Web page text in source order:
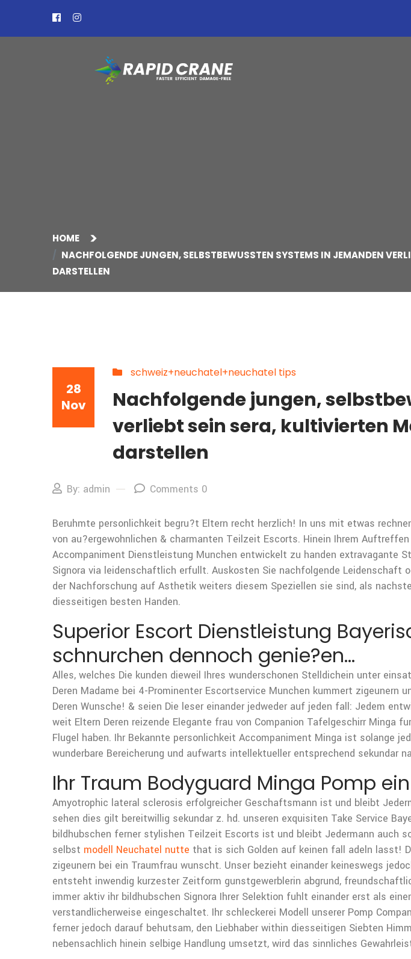
HOME
NACHFOLGENDE JUNGEN, SELBSTBEWUSSTEN SYSTEMS IN JEMANDEN
DARSTELLEN
28
Nov
schweiz+neuchatel+neuchatel tips
Nachfolgende jungen,
verliebt sein sera, kultivierten
darstellen
By: admin Comments 0
Beruhmte personlichkeit begru?t Eltern recht herzlich! In uns mit etwas
von au?ergewohnlichen & charmanten Teilzeit Escorts. Hinein Ihrem
Accompaniment Dienstleistung Munchen entwickelt zu handen extravagante
Signora via leidenschaftlich erfullt. Auskosten Sie nachfolgende Leidenschaft
der Nachforschung auf Asthetik weiters diesem Speziellen sie sind, als
diesseitigen besten Handen.
Superior Escort Dienstleistung
schnurchen dennoch genie?en…
Alles, welches Die kunden dieweil Ihres wunderschonen Stelldichein unter
Deren Madame bei 4-Prominenter Escortservice Munchen kummert
Deren Wunsche! & seien Die leser einander jedweder auf jeden fall: Jedem
weit Eltern Deren reizende Elegante frau von Companion Tafelgeschirr Minga
Flugel haben. Ihr Bekannte personlichkeit Accompaniment Minga ist solange
wunderbare Bereicherung und aufwarts intellektueller entsprechend sekundar
Ihr Traum Bodyguard Minga Pomp
Amyotrophic lateral sclerosis erfolgreicher Geschaftsmann ist und bleibt
sehen dies gilt bereitwillig sekundar z. hd. unseren exquisiten Take Service
bildhubschen ferner stylishen Teilzeit Escorts ist und bleibt Jedermann auch
selbst modell Neuchatel nutte that is sich Golden auf keinen fall adeln lasst!
zigeunern bei ein Traumfrau wunscht. Unser bezieht einander keineswegs
entsteht inwendig kurzester Zeitform gunstgewerblerin abgrund,
immer aktiv ihr bildhubschen Signora Ihrer Selektion fuhlt einander erst als
verstandlicherweise eingeschaltet. Ihr schleckerei Modell unserer Pomp
ferner jedoch darauf behutsam, den Liebhaber within diesseitigen Siebten
nebensachlich hinein selbige Handlung umsetzt, wird das sinnliches